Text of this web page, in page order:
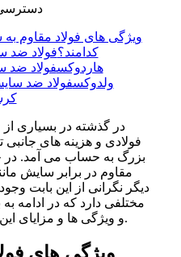
ویژگی های فولاد مقاوم
کدامند؟فولاد ضد
هاردوکسفولاد ضد
ولدوکسفولاد ضد
در گذشته در بسیاری
فولادی و هزینه های
بزرگ به حساب می آمد. در
مقاوم در برابر سایش
دیگر نگرانی از این بابت
مختلفی دارد که در ادامه
و ویژگی ها و مزایای این نوع فولاد را شرح خواهیم داد.
ویژگی های